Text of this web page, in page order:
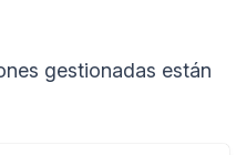
gestionadas están